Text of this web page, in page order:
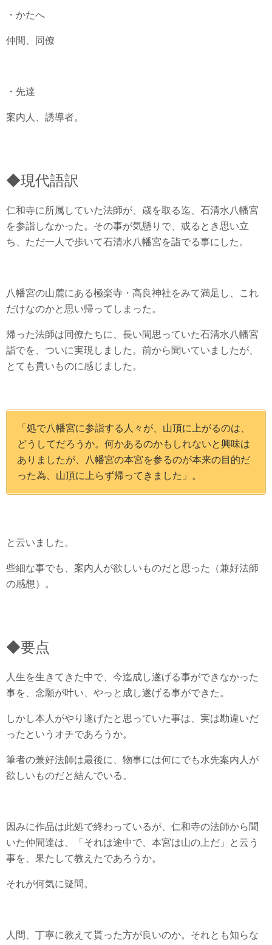
・かたへ
仲間、同僚
・先達
案内人、誘導者。
◆現代語訳
仁和寺に所属していた法師が、歳を取る迄、石清水八幡宮
を参詣しなかった。その事が気懸りで、或るとき思い立
ち、ただ一人で歩いて石清水八幡宮を詣でる事にした。
八幡宮の山麓にある極楽寺・高良神社をみて満足し、これ
だけなのかと思い帰ってしまった。
帰った法師は同僚たちに、長い間思っていた石清水八幡宮
詣でを、ついに実現しました。前から聞いていましたが、
とても貴いものに感じました。
「処で八幡宮に参詣する人々が、山頂に上がるのは、
どうしてだろうか。何かあるのかもしれないと興味は
ありましたが、八幡宮の本宮を参るのが本来の目的だ
った為、山頂に上らず帰ってきました」。
と云いました。
些細な事でも、案内人が欲しいものだと思った（兼好法師
の感想）。
◆要点
人生を生きてきた中で、今迄成し遂げる事ができなかった
事を、念願が叶い、やっと成し遂げる事ができた。
しかし本人がやり遂げたと思っていた事は、実は勘違いだ
ったというオチであろうか。
筆者の兼好法師は最後に、物事には何にでも水先案内人が
欲しいものだと結んでいる。
因みに作品は此処で終わっているが、仁和寺の法師から聞
いた仲間達は、「それは途中で、本宮は山の上だ」と云う
事を、果たして教えたであろうか。
それが何気に疑問。
人間、丁寧に教えて貰った方が良いのか。それとも知らな